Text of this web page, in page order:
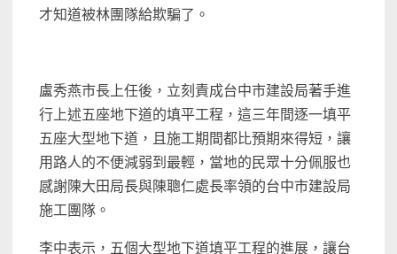
才知道被林團隊給欺騙了。
盧秀燕市長上任後，立刻責成台中市建設局著手進
行上述五座地下道的填平工程，這三年間逐一填平
五座大型地下道，且施工期間都比預期來得短，讓
用路人的不便減弱到最輕，當地的民眾十分佩服也
感謝陳大田局長與陳聰仁處長率領的台中市建設局
施工團隊。
李中表示，五個大型地下道填平工程的進展，讓台